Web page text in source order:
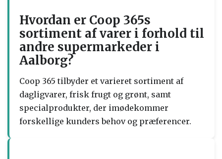
Hvordan er Coop 365s
sortiment af varer i forhold til
andre supermarkeder i
Aalborg?
Coop 365 tilbyder et varieret sortiment af
dagligvarer, frisk frugt og grønt, samt
specialprodukter, der imødekommer
forskellige kunders behov og præferencer.